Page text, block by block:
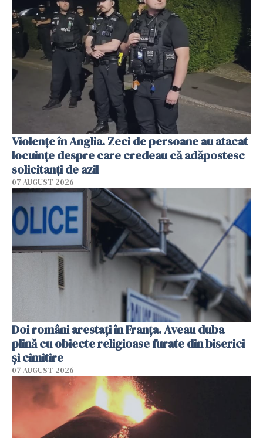
Violenţe în Anglia. Zeci de persoane au atacat
locuinţe despre care credeau că adăpostesc
solicitanţi de azil
07 AUGUST 2026
Doi români arestați în Franța. Aveau duba
plină cu obiecte religioase furate din biserici
și cimitire
07 AUGUST 2026